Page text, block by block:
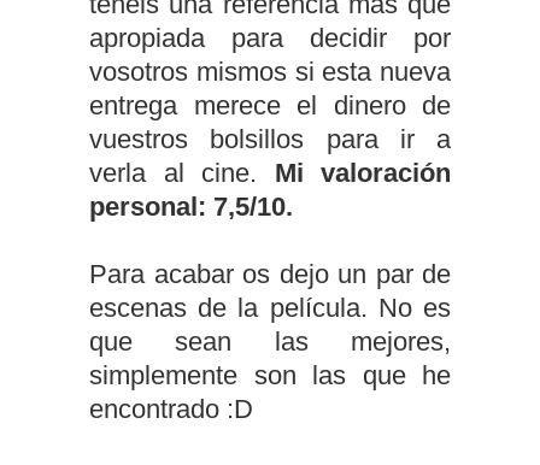
apropiada para decidir por
vosotros mismos si esta nueva
entrega merece el dinero de
vuestros bolsillos para ir a
verla al cine. Mi valoración
personal: 7,5/10.
Para acabar os dejo un par de
escenas de la película. No es
que sean las mejores,
simplemente son las que he
encontrado :D